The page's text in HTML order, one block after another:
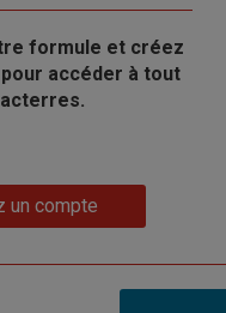
formule et créez
accéder à tout
un compte